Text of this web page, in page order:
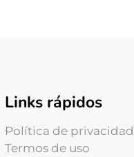
Links rápidos
Política de
Termos de uso